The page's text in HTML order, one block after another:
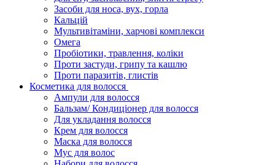
Засоби для носа, вух, горла
Кальцій
Мультивітаміни, харчові комплекси
Омега
Пробіотики, травлення, коліки
Проти застуди, грипу та кашлю
Проти паразитів, глистів
Косметика для волосся
Ампули для волосся
Бальзам/ Кондиціонер для волосся
Для укладання волосся
Крем для волосся
Маска для волосся
Мус для волос